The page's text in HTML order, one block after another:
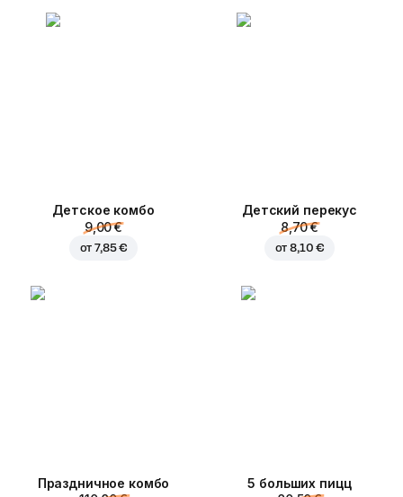
Детское комбо
9,00 €
от7,85 €
Детский перекус
8,70 €
от8,10 €
Праздничное комбо
5 больших пицц